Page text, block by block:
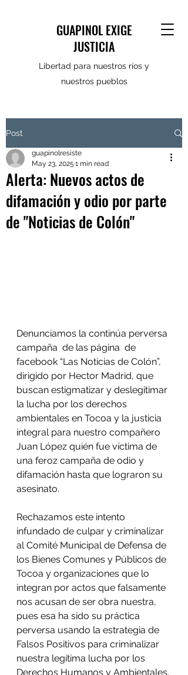
GUAPINOL EXIGE
JUSTICIA
Libertad para nuestros ríos y
nuestros pueblos
Post
Alerta: Nuevos actos de
difamación y odio por parte
de "Noticias de Colón"
guapinolresiste
May 23, 2025 1 min read
Denunciamos la continúa perversa
campaña  de las página  de
facebook “Las Noticias de Colón”,
dirigido por Hector Madrid, que
buscan estigmatizar y deslegitimar
la lucha por los derechos
ambientales en Tocoa y la justicia
integral para nuestro compañero
Juan López quién fue víctima de
una feroz campaña de odio y
difamación hasta que lograron su
asesinato.
Rechazamos este intento
infundado de culpar y criminalizar
al Comité Municipal de Defensa de
los Bienes Comunes y Públicos de
Tocoa y organizaciones que lo
integran por actos que falsamente
nos acusan de ser obra nuestra,
pues esa ha sido su práctica
perversa usando la estrategia de
Falsos Positivos para criminalizar
nuestra legítima lucha por los
Derechos Humanos y Ambientales.